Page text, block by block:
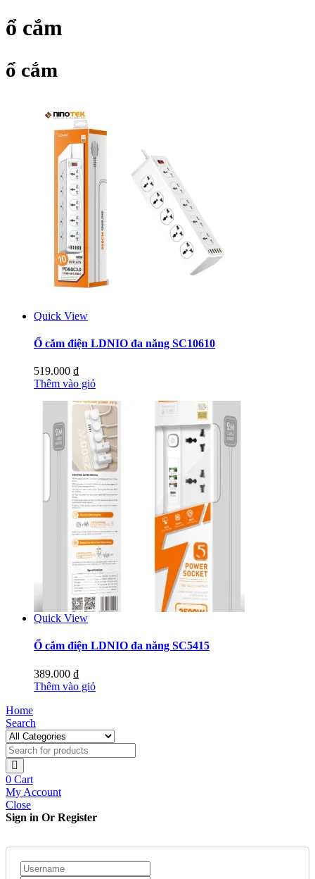
ổ cắm
ổ cắm
Quick View
Ổ cắm điện LDNIO đa năng SC10610
519.000 ₫
Thêm vào giỏ
Quick View
Ổ cắm điện LDNIO đa năng SC5415
389.000 ₫
Thêm vào giỏ
Home
Search
0 Cart
My Account
Close
Sign in Or Register